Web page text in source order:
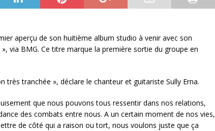
aperçu de son huitième album studio à venir avec son
via BMG. Ce titre marque la première sortie du groupe en
très tranchée », déclare le chanteur et guitariste Sully Erna.
que nous pouvons tous ressentir dans nos relations,
des combats entre nous. A un certain moment de nos vies,
de côté qui a raison ou tort, nous voulons juste que ça